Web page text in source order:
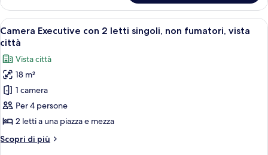
types
cannot
be
chosen)
Executive,
non
fumatori
(Room
cannot
be
chosen)
Apri
tutte
le
foto
per
Camera
Executive
con
2
letti
Biancheria da letto di alta qualità,
11
Camera Executive con 2 letti singoli, non fumatori, vista
città
Vista città
18 m²
1 camera
Per 4 persone
2 letti a una piazza e mezza
Scopri di più
Altri